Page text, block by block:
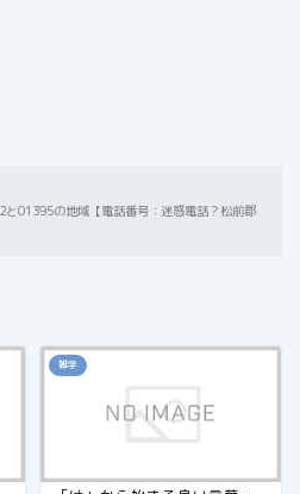
01395の地域【電話番号：迷惑電話？松前郡
雑学